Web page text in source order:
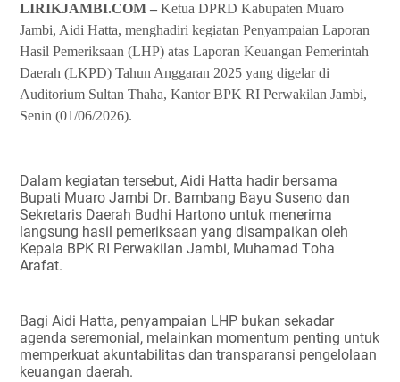
LIRIKJAMBI.COM – Ketua DPRD Kabupaten Muaro
Jambi, Aidi Hatta, menghadiri kegiatan Penyampaian Laporan
Hasil Pemeriksaan (LHP) atas Laporan Keuangan Pemerintah
Daerah (LKPD) Tahun Anggaran 2025 yang digelar di
Auditorium Sultan Thaha, Kantor BPK RI Perwakilan Jambi,
Senin (01/06/2026).
Dalam kegiatan tersebut, Aidi Hatta hadir bersama
Bupati Muaro Jambi Dr. Bambang Bayu Suseno dan
Sekretaris Daerah Budhi Hartono untuk menerima
langsung hasil pemeriksaan yang disampaikan oleh
Kepala BPK RI Perwakilan Jambi, Muhamad Toha
Arafat.
Bagi Aidi Hatta, penyampaian LHP bukan sekadar
agenda seremonial, melainkan momentum penting untuk
memperkuat akuntabilitas dan transparansi pengelolaan
keuangan daerah.